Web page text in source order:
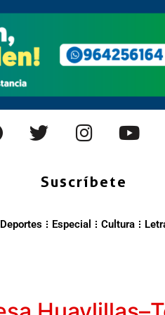
Suscríbete
Deportes Especial Cultura